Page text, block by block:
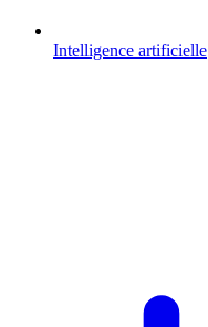
Intelligence artificielle